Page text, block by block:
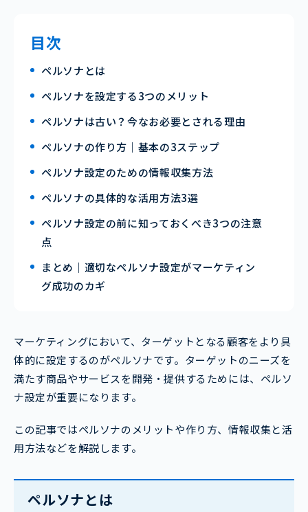
目次
ペルソナとは
ペルソナを設定する3つのメリット
ペルソナは古い？今なお必要とされる理由
ペルソナの作り方｜基本の3ステップ
ペルソナ設定のための情報収集方法
ペルソナの具体的な活用方法3選
ペルソナ設定の前に知っておくべき3つの注意
点
まとめ｜適切なペルソナ設定がマーケティン
グ成功のカギ
マーケティングにおいて、ターゲットとなる顧客をより具
体的に設定するのがペルソナです。ターゲットのニーズを
満たす商品やサービスを開発・提供するためには、ペルソ
ナ設定が重要になります。
この記事ではペルソナのメリットや作り方、情報収集と活
用方法などを解説します。
ペルソナとは